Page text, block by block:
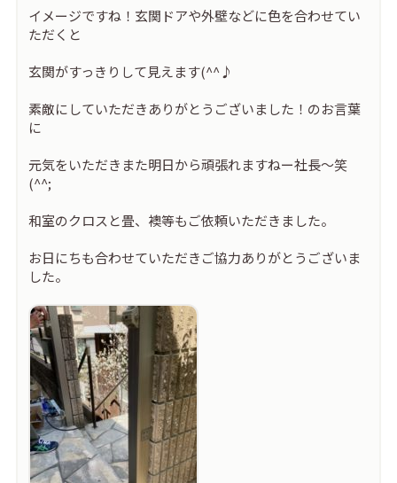
イメージですね！玄関ドアや外壁などに色を合わせてい
ただくと
玄関がすっきりして見えます(^^♪
素敵にしていただきありがとうございました！のお言葉
に
元気をいただきまた明日から頑張れますねー社長～笑
(^^;
和室のクロスと畳、襖等もご依頼いただきました。
お日にちも合わせていただきご協力ありがとうございま
した。